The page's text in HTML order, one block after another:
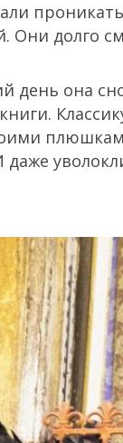
Они долго
день она
даже